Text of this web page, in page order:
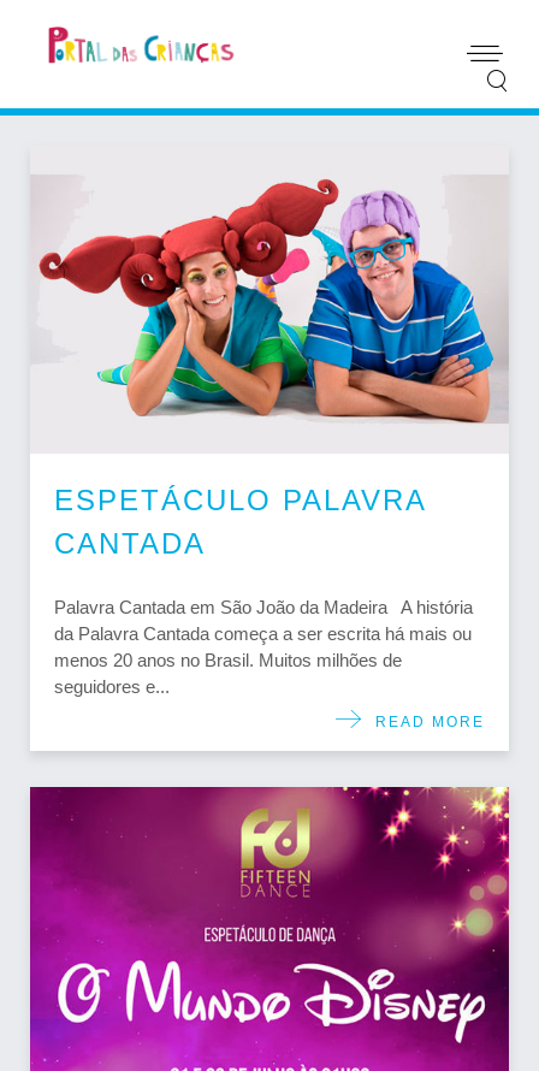
ESPETÁCULO PALAVRA
CANTADA
Palavra Cantada em São João da Madeira A história
da Palavra Cantada começa a ser escrita há mais ou
menos 20 anos no Brasil. Muitos milhões de
seguidores e...
READ MORE